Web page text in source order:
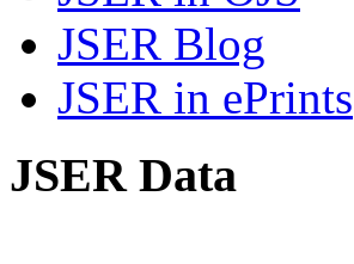
JSER Blog
JSER in ePrints
JSER Data